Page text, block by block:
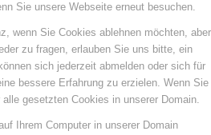
Sie unsere Webseite erneut besuchen.
wenn Sie Cookies ablehnen möchten, aber
zu fragen, erlauben Sie uns bitte, ein
sich jederzeit abmelden oder sich für
bessere Erfahrung zu erzielen. Wenn Sie
gesetzten Cookies in unserer Domain.
Ihrem Computer in unserer Domain